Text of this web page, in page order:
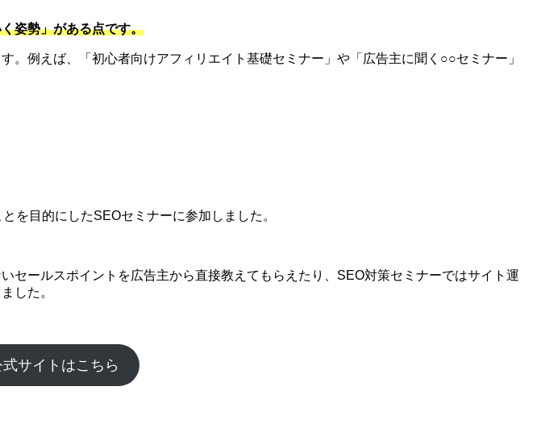
姿勢」がある点です。
例えば、「初心者向けアフィリエイト基礎セミナー」や「広告主に聞く○○セミナー」
を目的にしたSEOセミナーに参加しました。
セールスポイントを広告主から直接教えてもらえたり、SEO対策セミナーではサイト運
した。
サイトはこちら